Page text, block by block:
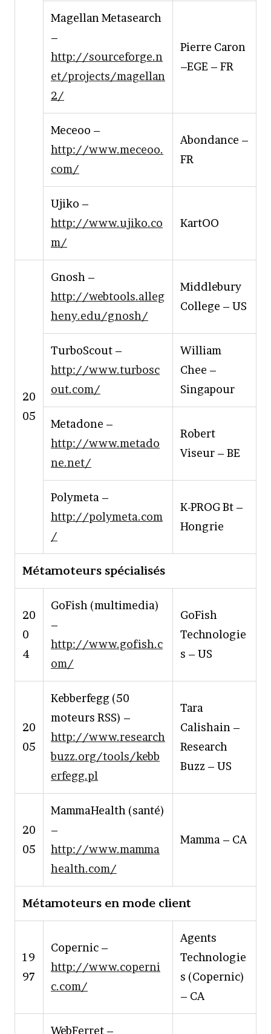
Magellan Metasearch
–
http://sourceforge.n
et/projects/magellan
2/
Pierre Caron
–EGE – FR
Meceoo –
http://www.meceoo.
com/
Abondance –
FR
Ujiko –
http://www.ujiko.co
m/
KartOO
20
05
Gnosh –
http://webtools.alleg
heny.edu/gnosh/
Middlebury
College – US
TurboScout –
http://www.turbosc
out.com/
William
Chee –
Singapour
Metadone –
http://www.metado
ne.net/
Robert
Viseur – BE
Polymeta –
http://polymeta.com
/
K-PROG Bt –
Hongrie
Métamoteurs spécialisés
20
0
4
GoFish (multimedia)
–
http://www.gofish.c
om/
GoFish
Technologie
s – US
20
05
Kebberfegg (50
moteurs RSS) –
http://www.research
buzz.org/tools/kebb
erfegg.pl
Tara
Calishain –
Research
Buzz – US
20
05
MammaHealth (santé)
–
http://www.mamma
health.com/
Mamma – CA
Métamoteurs en mode client
19
97
Copernic –
http://www.coperni
c.com/
Agents
Technologie
s (Copernic)
– CA
WebFerret –